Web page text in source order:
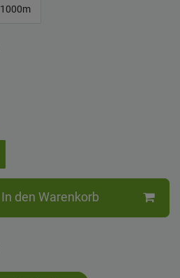
1000m
In den Warenkorb